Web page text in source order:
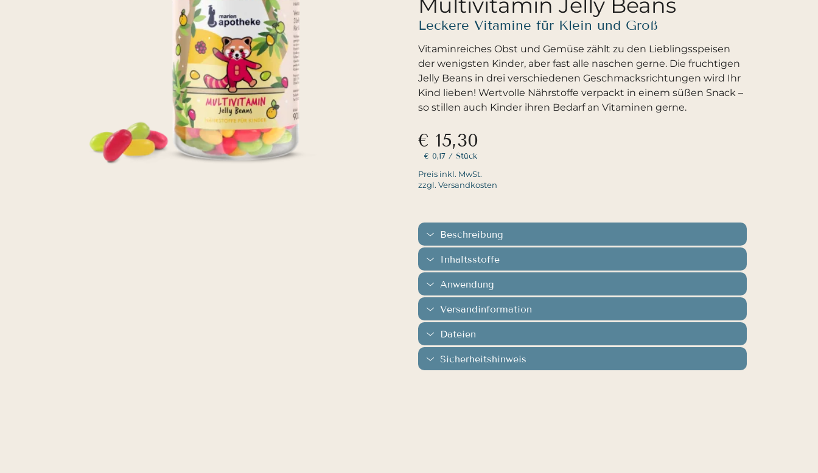
Leckere Vitamine für Klein und Groß
Vitaminreiches Obst und Gemüse zählt zu den Lieblingsspeisen
der wenigsten Kinder, aber fast alle naschen gerne. Die fruchtigen
Jelly Beans in drei verschiedenen Geschmacksrichtungen wird Ihr
Kind lieben! Wertvolle Nährstoffe verpackt in einem süßen Snack –
so stillen auch Kinder ihren Bedarf an Vitaminen gerne.
€ 15,30
€ 0,17 / Stück
Preis inkl. MwSt.
zzgl. Versandkosten
Beschreibung
Inhaltsstoffe
Anwendung
Versandinformation
Dateien
Sicherheitshinweis